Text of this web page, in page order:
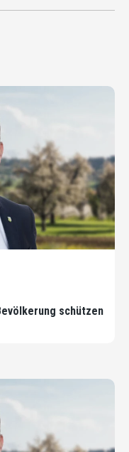
schützen